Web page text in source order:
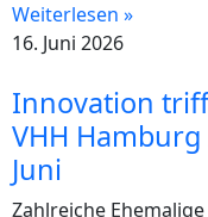
Weiterlesen »
16. Juni 2026
Innovation
VHH
Juni
Zahlreiche